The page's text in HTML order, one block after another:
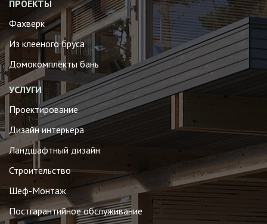
ПРОЕКТЫ
Фахверк
Из клееного бруса
Домокомплекты бань
УСЛУГИ
Проектирование
Дизайн интерьера
Ландшафтный дизайн
Строительство
Шеф-Монтаж
Постгарантийное обслуживание